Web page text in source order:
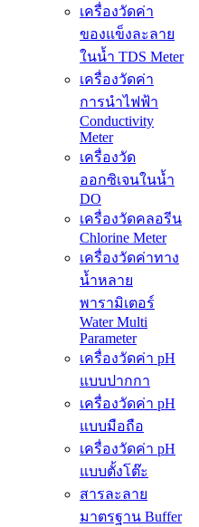
เครื่องวัดค่า
ของแข็งละลาย
ในน้ำ TDS Meter
เครื่องวัดค่า
การนำไฟฟ้า
Conductivity
Meter
เครื่องวัด
ออกซิเจนในน้ำ
DO
เครื่องวัดคลอรีน
Chlorine Meter
เครื่องวัดค่าทาง
น้ำหลาย
พารามิเตอร์
Water Multi
Parameter
เครื่องวัดค่า pH
แบบปากกา
เครื่องวัดค่า pH
แบบมือถือ
เครื่องวัดค่า pH
แบบตั้งโต๊ะ
สารละลาย
มาตรฐาน Buffer